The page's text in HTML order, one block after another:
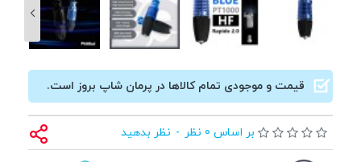
قیمت و موجودی تمام کالاها در پرمان شاپ بروز است.
بر اساس 0 نظر - نظر بدهید